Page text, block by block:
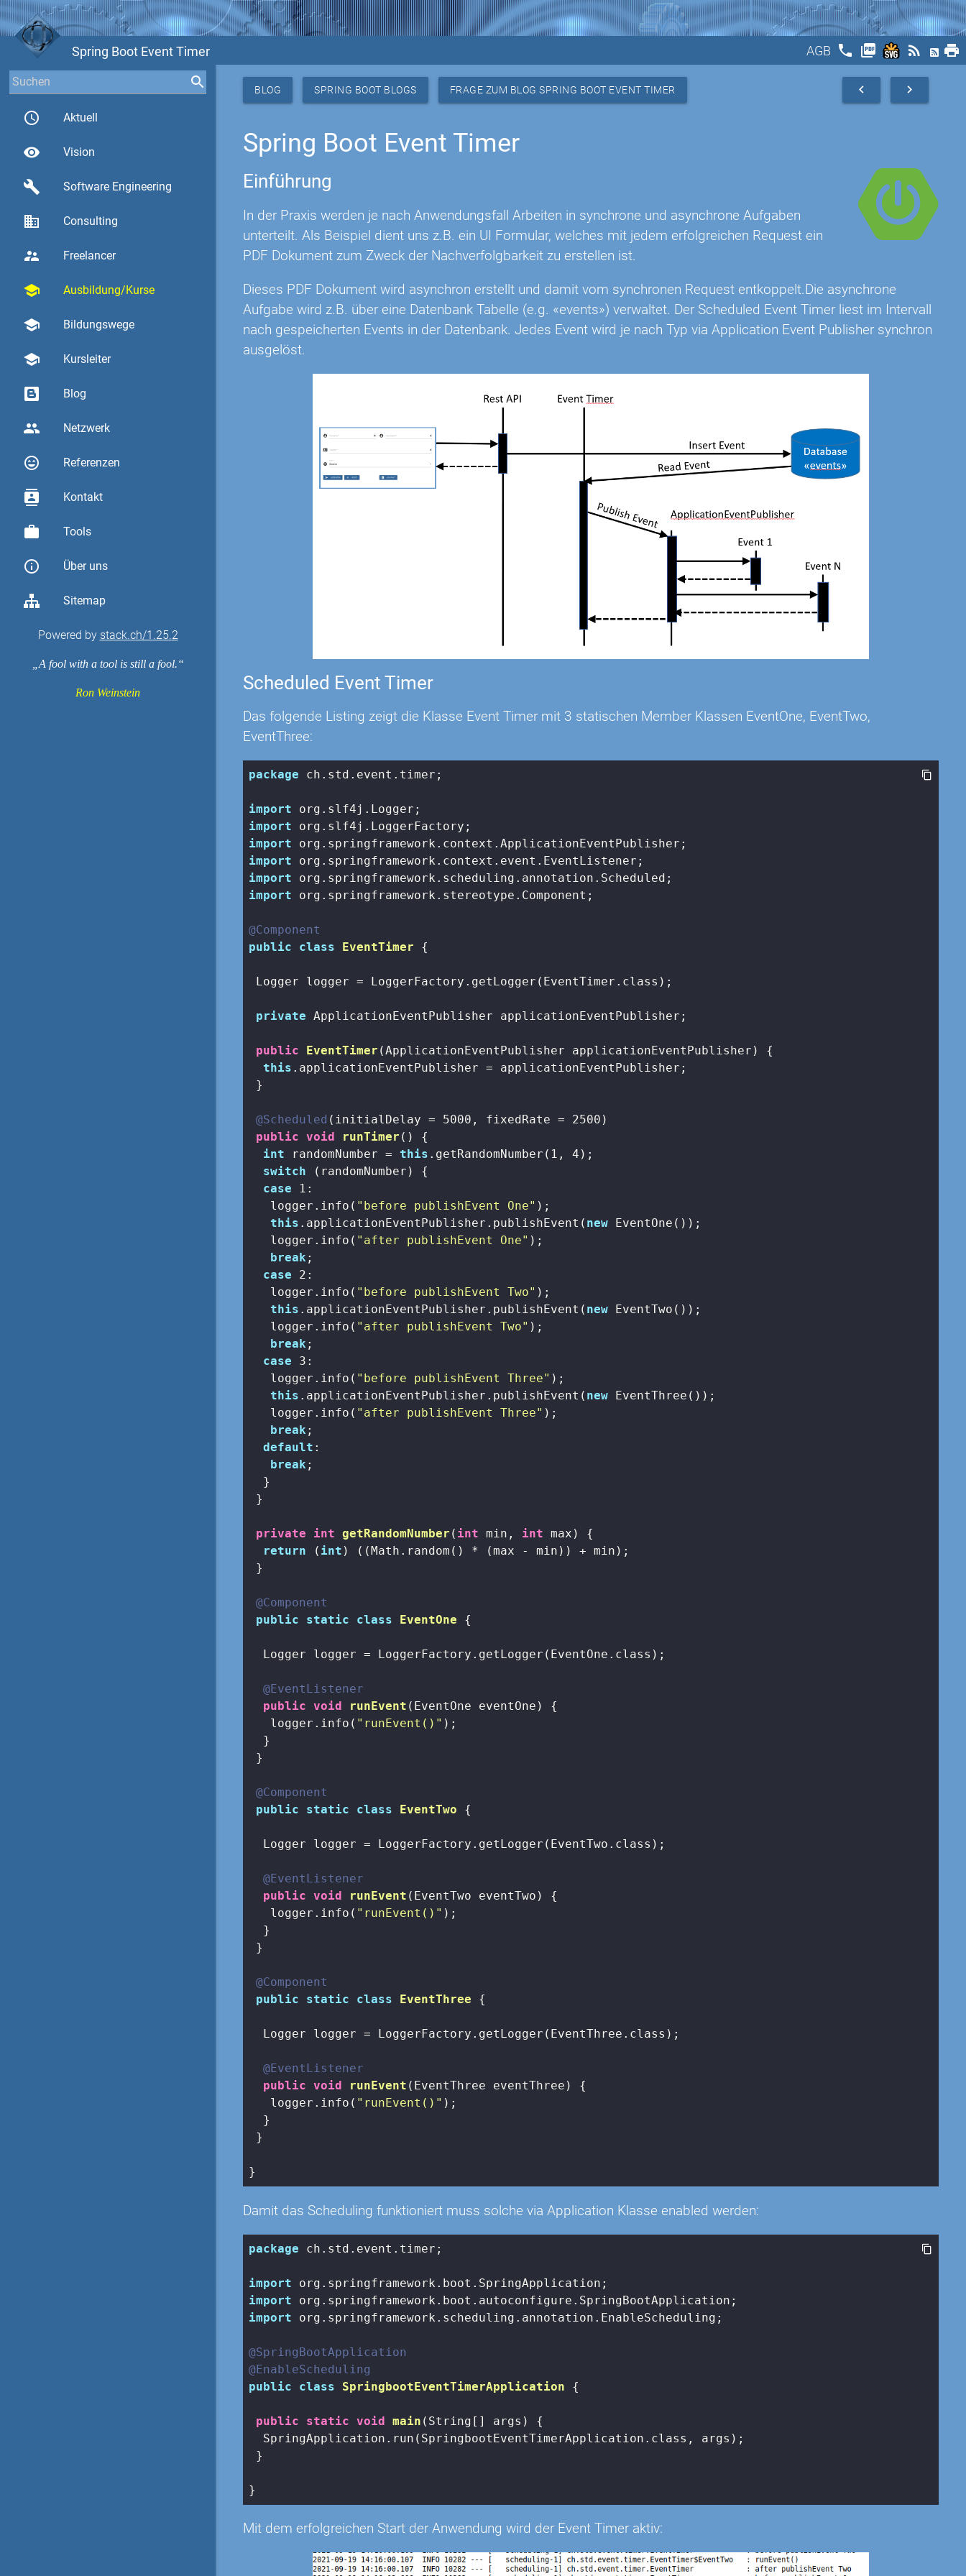
Spring Boot Event Timer AGB phone picture_as_pdf rss_feed print
access_time Aktuell
visibility Vision
build Software Engineering
business Consulting
supervisor_account Freelancer
school Ausbildung/Kurse
school Bildungswege
school Kursleiter
Blog
group Netzwerk
sentiment_very_satisfied Referenzen
contacts Kontakt
work Tools
info_outline Über uns
Sitemap
Powered by stack.ch/1.25.2
A fool with a tool is still a fool.
Ron Weinstein
BLOG SPRING BOOT BLOGS FRAGE ZUM BLOG SPRING BOOT EVENT TIMER navigate_next
navigate_before
Spring Boot Event Timer
Einführung
In der Praxis werden je nach Anwendungsfall Arbeiten in synchrone und asynchrone Aufgaben
unterteilt. Als Beispiel dient uns z.B. ein UI Formular, welches mit jedem erfolgreichen Request ein
PDF Dokument zum Zweck der Nachverfolgbarkeit zu erstellen ist.
Dieses PDF Dokument wird asynchron erstellt und damit vom synchronen Request entkoppelt.Die asynchrone
Aufgabe wird z.B. über eine Datenbank Tabelle (e.g. «events») verwaltet. Der Scheduled Event Timer liest im Intervall
nach gespeicherten Events in der Datenbank. Jedes Event wird je nach Typ via Application Event Publisher synchron
ausgelöst.
Scheduled Event Timer
Das folgende Listing zeigt die Klasse Event Timer mit 3 statischen Member Klassen EventOne, EventTwo,
EventThree:
package ch.std.event.timer;
import
import
import
import
import
import org.springframework.stereotype.Component;
@Component
public
class EventTimer {
Logger logger = LoggerFactory.getLogger(EventTimer.class);
private ApplicationEventPublisher applicationEventPublisher;
public EventTimer (ApplicationEventPublisher applicationEventPublisher)
{
this .applicationEventPublisher = applicationEventPublisher;
}
@Scheduled (initialDelay = 5000 , fixedRate = 2500 )
public void runTimer ()
{
int randomNumber = this .getRandomNumber( 1 , 4 );
switch (randomNumber) {
case
1 :
   logger.info(
"before publishEvent One" );
this .applicationEventPublisher.publishEvent( new EventOne());
   logger.info(
"after publishEvent One" );
break ;
case
2 :
   logger.info(
"before publishEvent Two" );
this .applicationEventPublisher.publishEvent( new EventTwo());
   logger.info(
"after publishEvent Two" );
break ;
case
3 :
   logger.info(
"before publishEvent Three" );
this .applicationEventPublisher.publishEvent( new EventThree());
   logger.info(
"after publishEvent Three" );
break ;
default :
break ;
  }
}
private int getRandomNumber ( int min, int max)
{
return ( int ) ((Math.random() * (max - min)) + min);
}
@Component
public
static class EventOne {
  Logger logger = LoggerFactory.getLogger(EventOne.class);
@EventListener
public void runEvent (EventOne eventOne)
{
   logger.info(
"runEvent()" );
  }
}
@Component
public
static class EventTwo {
  Logger logger = LoggerFactory.getLogger(EventTwo.class);
@EventListener
public void runEvent (EventTwo eventTwo)
{
   logger.info(
"runEvent()" );
  }
}
@Component
public
static class EventThree {
  Logger logger = LoggerFactory.getLogger(EventThree.class);
@EventListener
public void runEvent (EventThree eventThree)
{
   logger.info(
"runEvent()" );
  }
}
}
Damit das Scheduling funktioniert muss solche via Application Klasse enabled werden:
package ch.std.event.timer;
import
import
import org.springframework.scheduling.annotation.EnableScheduling;
@SpringBootApplication
@EnableScheduling
public
class SpringbootEventTimerApplication {
public static void main (String[] args)
{
  SpringApplication.run(SpringbootEventTimerApplication.class, args);
}
}
Mit dem erfolgreichen Start der Anwendung wird der Event Timer aktiv: